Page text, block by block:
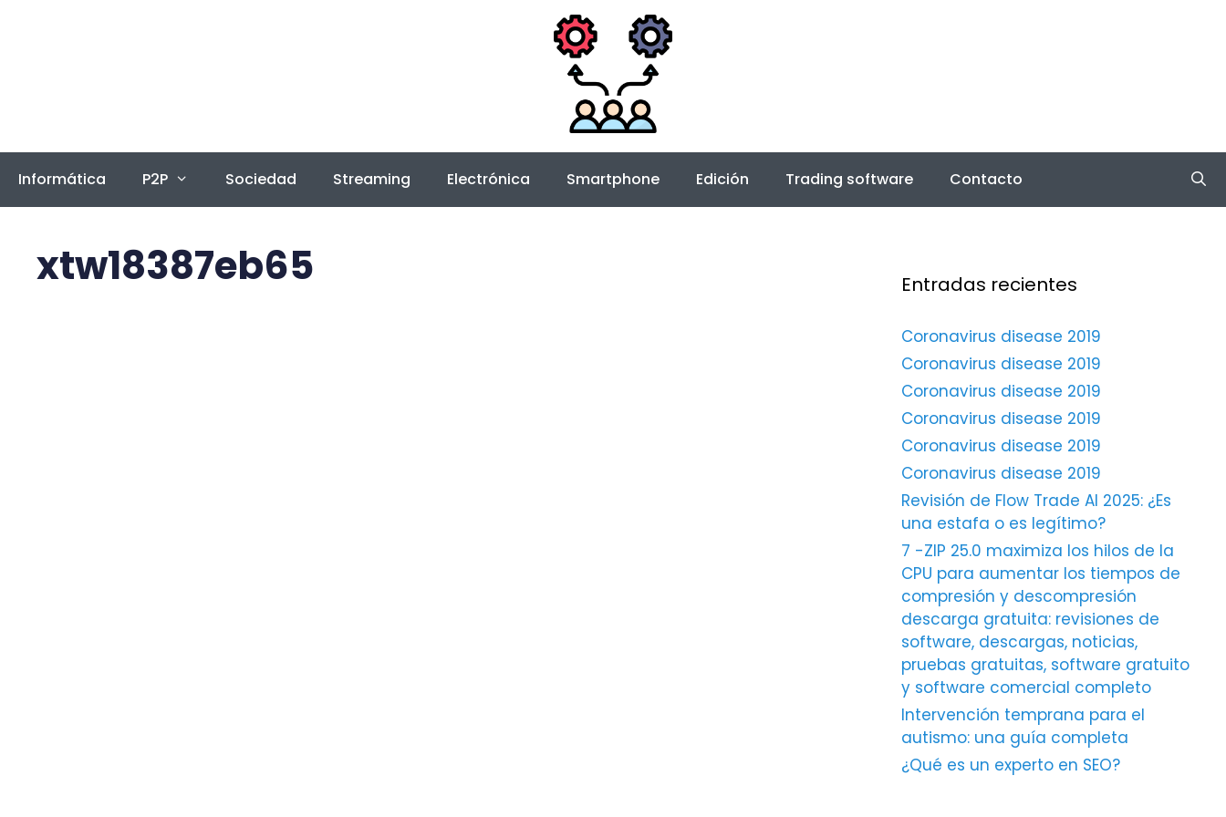
Informática P2P Sociedad Streaming Electrónica Smartphone Edición Trading software Contacto
xtw18387eb65 Entradas recientes
Coronavirus disease 2019
Coronavirus disease 2019
Coronavirus disease 2019
Coronavirus disease 2019
Coronavirus disease 2019
Coronavirus disease 2019
Revisión de Flow Trade AI 2025: ¿Es
una estafa o es legítimo?
7 -ZIP 25.0 maximiza los hilos de la
CPU para aumentar los tiempos de
compresión y descompresión
descarga gratuita: revisiones de
software, descargas, noticias,
pruebas gratuitas, software gratuito
y software comercial completo
Intervención temprana para el
autismo: una guía completa
¿Qué es un experto en SEO?